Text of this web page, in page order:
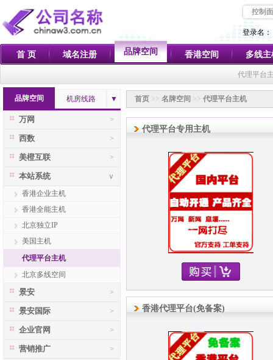
控制
登录名：
首 页 域名注册 品牌空间 香港空间 多线主
代理平台
品牌空间 机房线路 ▼
>
万网
>
西数
>
美橙互联
∨
本站系统
香港企业主机
香港全能主机
北京独立IP
美国主机
代理平台主机
北京多线空间
>
景安
>
景安国际
>
企业官网
>
营销推广
首页 >> 名牌空间 >> 代理平台主机
代理平台专用主机
香港代理平台(免备案)